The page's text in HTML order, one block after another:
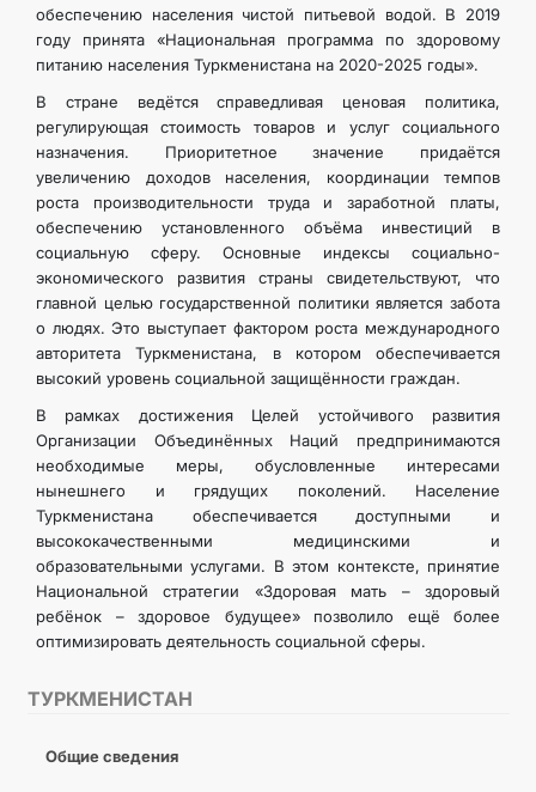
ТУРКМЕНИСТАН
Общие сведения
обеспечению населения чистой питьевой водой. В 2019
году принята «Национальная программа по здоровому
питанию населения Туркменистана на 2020-2025 годы».
В стране ведётся справедливая ценовая политика,
регулирующая стоимость товаров и услуг социального
назначения. Приоритетное значение придаётся
увеличению доходов населения, координации темпов
роста производительности труда и заработной платы,
обеспечению установленного объёма инвестиций в
социальную сферу. Основные индексы социально-
экономического развития страны свидетельствуют, что
главной целью государственной политики является забота
о людях. Это выступает фактором роста международного
авторитета Туркменистана, в котором обеспечивается
высокий уровень социальной защищённости граждан.
В рамках достижения Целей устойчивого развития
Организации Объединённых Наций предпринимаются
необходимые меры, обусловленные интересами
нынешнего и грядущих поколений. Население
Туркменистана обеспечивается доступными и
высококачественными медицинскими и
образовательными услугами. В этом контексте, принятие
Национальной стратегии «Здоровая мать – здоровый
ребёнок – здоровое будущее» позволило ещё более
оптимизировать деятельность социальной сферы.